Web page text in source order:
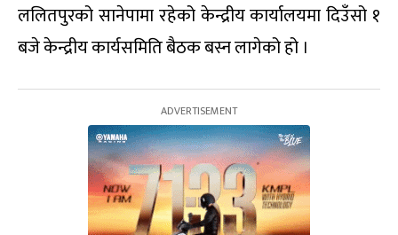
ललितपुरको सानेपामा रहेको केन्द्रीय कार्यालयमा दिउँसो १
बजे केन्द्रीय कार्यसमिति बैठक बस्न लागेको हो ।